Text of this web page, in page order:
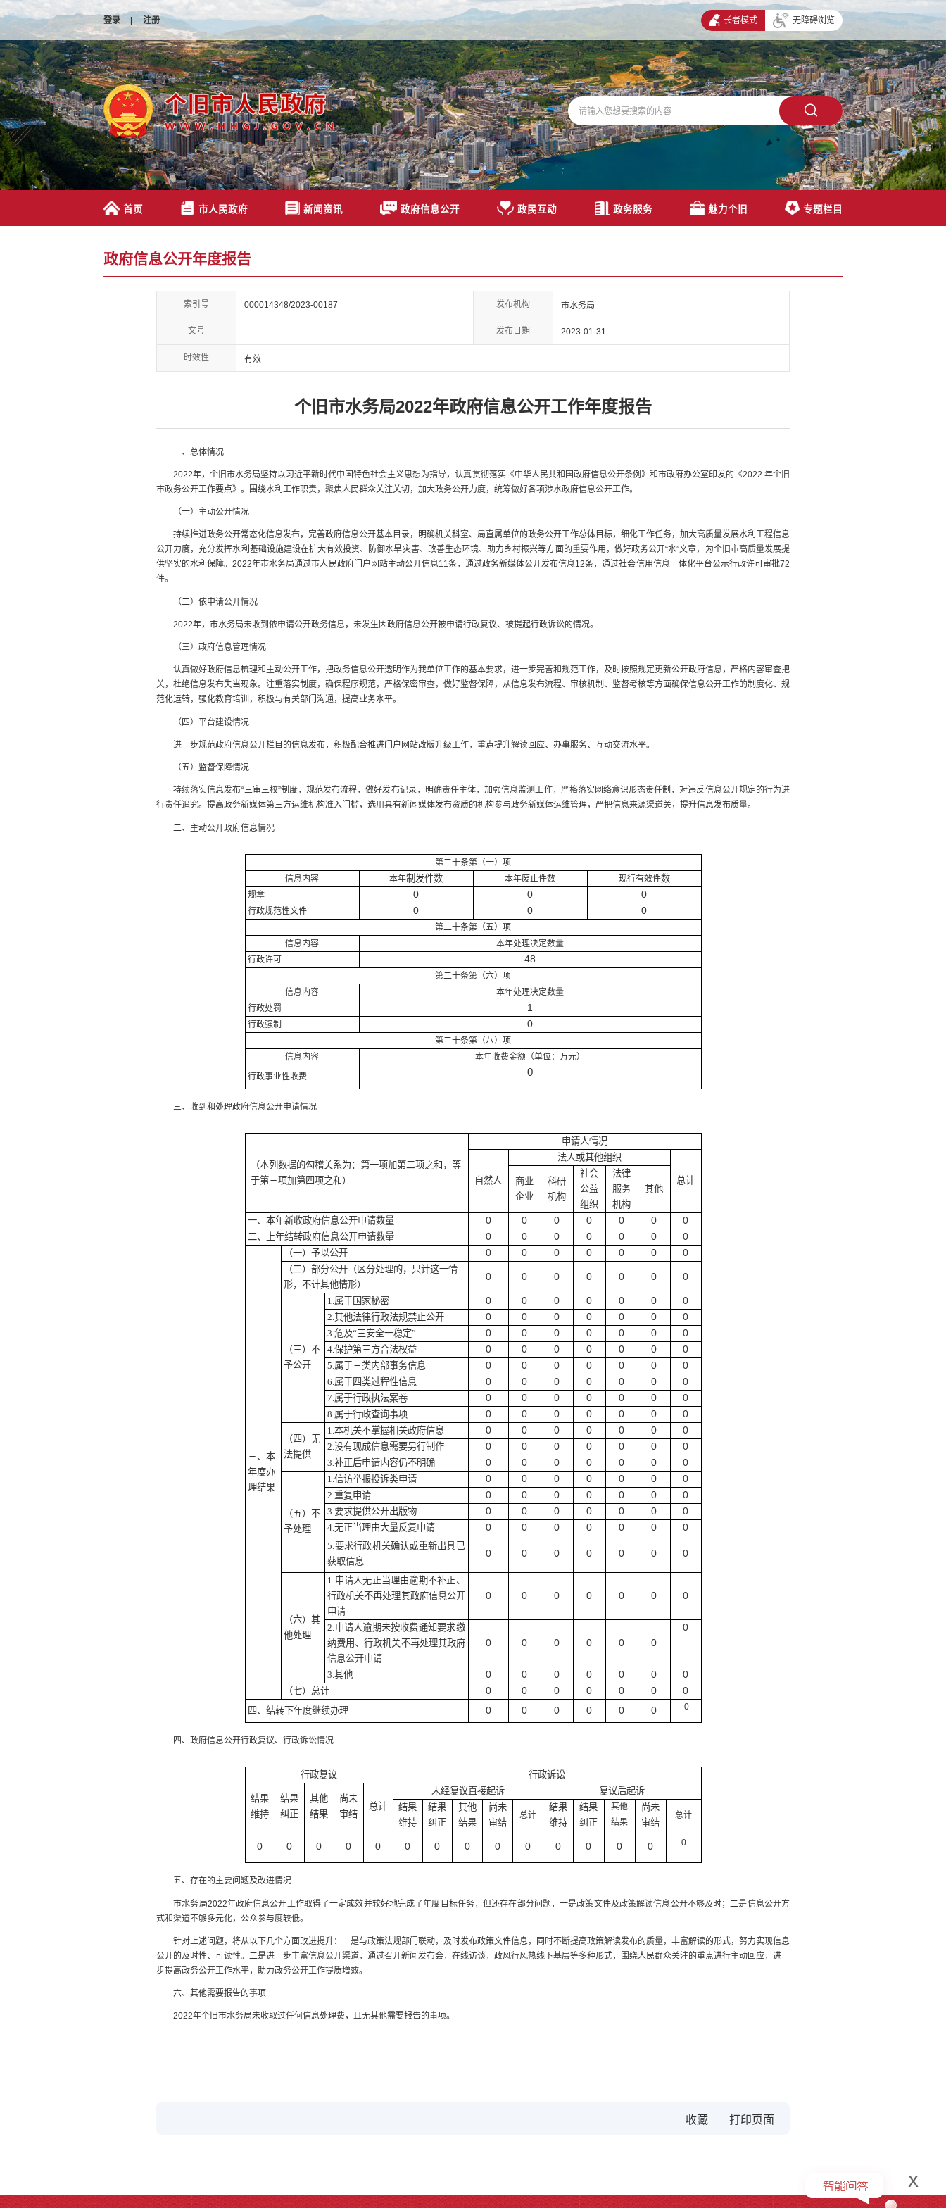
登录 | 注册 长者模式 无障碍浏览
首页 市人民政府 新闻资讯 政府信息公开 政民互动 政务服务 魅力个旧 专题栏目
政府信息公开年度报告
索引号 000014348/2023-00187 发布机构 市水务局
文号 发布日期 2023-01-31
时效性 有效
个旧市水务局2022年政府信息公开工作年度报告
一、总体情况
2022年，个旧市水务局坚持以习近平新时代中国特色社会主义思想为指导，认真贯彻落实《中华人民共和国政府信息公开条例》和市政府办公室印发的《2022 年个旧
市政务公开工作要点》。围绕水利工作职责，聚焦人民群众关注关切，加大政务公开力度，统筹做好各项涉水政府信息公开工作。
（一）主动公开情况
持续推进政务公开常态化信息发布，完善政府信息公开基本目录，明确机关科室、局直属单位的政务公开工作总体目标，细化工作任务，加大高质量发展水利工程信息
公开力度，充分发挥水利基础设施建设在扩大有效投资、防御水旱灾害、改善生态环境、助力乡村振兴等方面的重要作用，做好政务公开“水”文章，为个旧市高质量发展提
供坚实的水利保障。2022年市水务局通过市人民政府门户网站主动公开信息11条，通过政务新媒体公开发布信息12条，通过社会信用信息一体化平台公示行政许可审批72
件。
（二）依申请公开情况
2022年，市水务局未收到依申请公开政务信息，未发生因政府信息公开被申请行政复议、被提起行政诉讼的情况。
（三）政府信息管理情况
认真做好政府信息梳理和主动公开工作，把政务信息公开透明作为我单位工作的基本要求，进一步完善和规范工作，及时按照规定更新公开政府信息，严格内容审查把
关，杜绝信息发布失当现象。注重落实制度，确保程序规范，严格保密审查，做好监督保障，从信息发布流程、审核机制、监督考核等方面确保信息公开工作的制度化、规
范化运转，强化教育培训，积极与有关部门沟通，提高业务水平。
（四）平台建设情况
进一步规范政府信息公开栏目的信息发布，积极配合推进门户网站改版升级工作，重点提升解读回应、办事服务、互动交流水平。
（五）监督保障情况
持续落实信息发布“三审三校”制度，规范发布流程，做好发布记录，明确责任主体，加强信息监测工作，严格落实网络意识形态责任制，对违反信息公开规定的行为进
行责任追究。提高政务新媒体第三方运维机构准入门槛，选用具有新闻媒体发布资质的机构参与政务新媒体运维管理，严把信息来源渠道关，提升信息发布质量。
二、主动公开政府信息情况
第二十条第（一）项
信息内容
本年制发件数 本年废止件数 现行有效件数
规章 0 0 0
行政规范性文件 0 0 0
第二十条第（五）项
信息内容
本年处理决定数量
行政许可
48
第二十条第（六）项
信息内容
本年处理决定数量
行政处罚
1
行政强制 0
第二十条第（八）项
信息内容
本年收费金额（单位：万元）
行政事业性收费
0
三、收到和处理政府信息公开申请情况
（本列数据的勾稽关系为：第一项加第二项之和，等
于第三项加第四项之和）
申请人情况
自然人
法人或其他组织
总计
商业
企业
科研
机构
社会
公益
组织
法律
服务
机构
其他
一、本年新收政府信息公开申请数量 0 0 0 0 0 0 0
二、上年结转政府信息公开申请数量 0 0 0 0 0 0 0
三、本
年度办
理结果
（一）予以公开 0 0 0 0 0 0 0
（二）部分公开 （区分处理的，只计这一情
形，不计其他情形）
0 0 0 0 0 0 0
（三）不
予公开
1.属于国家秘密 0 0 0 0 0 0 0
2.其他法律行政法规禁止公开 0 0 0 0 0 0 0
3.危及“三安全一稳定” 0 0 0 0 0 0 0
4.保护第三方合法权益 0 0 0 0 0 0 0
5.属于三类内部事务信息 0 0 0 0 0 0 0
6.属于四类过程性信息 0 0 0 0 0 0 0
7.属于行政执法案卷 0 0 0 0 0 0 0
8.属于行政查询事项 0 0 0 0 0 0 0
（四）无
法提供
1.本机关不掌握相关政府信息 0 0 0 0 0 0 0
2.没有现成信息需要另行制作 0 0 0 0 0 0 0
3.补正后申请内容仍不明确 0 0 0 0 0 0 0
（五）不
予处理
1.信访举报投诉类申请 0 0 0 0 0 0 0
2.重复申请 0 0 0 0 0 0 0
3.要求提供公开出版物 0 0 0 0 0 0 0
4.无正当理由大量反复申请 0 0 0 0 0 0 0
5.要求行政机关确认或重新出具已
获取信息
0 0 0 0 0 0 0
（六）其
他处理
1.申请人无正当理由逾期不补正、
行政机关不再处理其政府信息公开
申请
0 0 0 0 0 0 0
2.申请人逾期未按收费通知要求缴
纳费用、行政机关不再处理其政府
信息公开申请
0 0 0 0 0 0
0
3.其他 0 0 0 0 0 0 0
（七）总计 0 0 0 0 0 0 0
四、结转下年度继续办理 0 0 0 0 0 0 0
四、政府信息公开行政复议、行政诉讼情况
行政复议 行政诉讼
结果
维持
结果
纠正
其他
结果
尚未
审结
总计
未经复议直接起诉
复议后起诉
结果
维持
结果
纠正
其他
结果
尚未
审结
总计
结果
维持
结果
纠正
其他
结果
尚未
审结
总计
0 0 0 0 0 0 0 0 0 0 0 0 0 0 0
五、存在的主要问题及改进情况
市水务局2022年政府信息公开工作取得了一定成效并较好地完成了年度目标任务，但还存在部分问题，一是政策文件及政策解读信息公开不够及时；二是信息公开方
式和渠道不够多元化，公众参与度较低。
针对上述问题，将从以下几个方面改进提升：一是与政策法规部门联动，及时发布政策文件信息，同时不断提高政策解读发布的质量，丰富解读的形式，努力实现信息
公开的及时性、可读性。二是进一步丰富信息公开渠道，通过召开新闻发布会，在线访谈，政风行风热线下基层等多种形式，围绕人民群众关注的重点进行主动回应，进一
步提高政务公开工作水平，助力政务公开工作提质增效。
六、其他需要报告的事项
2022年个旧市水务局未收取过任何信息处理费，且无其他需要报告的事项。
收藏
x